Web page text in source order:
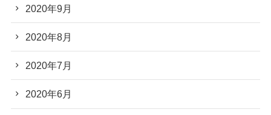
2020年9月
2020年8月
2020年7月
2020年6月